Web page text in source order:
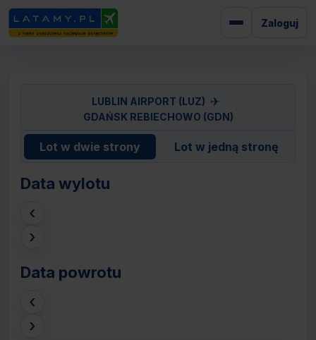
Zaloguj
LUBLIN AIRPORT (LUZ) ✈
GDAŃSK REBIECHOWO (GDN)
Lot w dwie strony Lot w jedną stronę
Data wylotu
‹
›
Data powrotu
‹
›